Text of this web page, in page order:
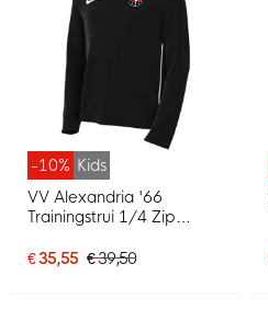
-10% Kids
VV Alexandria '66
Trainingstrui 1/4 Zip
€ 35,55 € 39,50